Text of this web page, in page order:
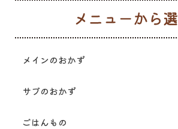
メインのおかず
サブのおかず
ごはんもの